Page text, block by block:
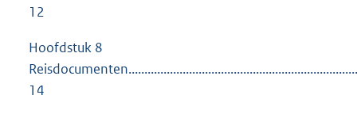
12
Hoofdstuk 8
14